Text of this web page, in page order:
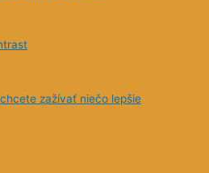
zažívať niečo lepšie